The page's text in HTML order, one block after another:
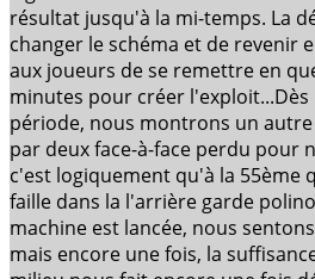
résultat jusqu'à la mi-temps. La
changer le schéma et de revenir
aux joueurs de se remettre en
minutes pour créer
période, nous montrons un
par deux face-à-face perdu pour
c'est logiquement qu'à la 55ème
faille dans la l'arrière garde
machine est lancée, nous
mais encore une fois, la